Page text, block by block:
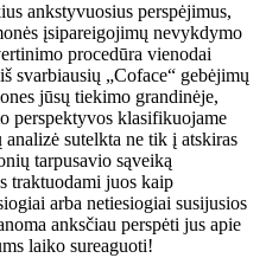
ankstyvuosius perspėjimus,
įsipareigojimų nevykdymo
procedūra vienodai
svarbiausių „Coface“ gebėjimų
jūsų tiekimo grandinėje,
perspektyvos klasifikuojame
sutelkta ne tik į atskiras
tarpusavio sąveiką
traktuodami juos kaip
arba netiesiogiai susijusios
anksčiau perspėti jus apie
laiko sureaguoti!